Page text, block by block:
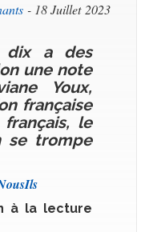
- 18 Juillet 2023
dix a des
une note
Youx,
française
français, le
se trompe
à la lecture